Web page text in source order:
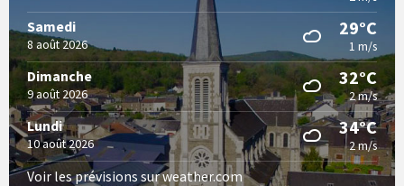
Samedi
8 août 2026
29°C
1 m/s
Dimanche
9 août 2026
32°C
2 m/s
Lundi
10 août 2026
34°C
2 m/s
Voir les prévisions sur weather.com